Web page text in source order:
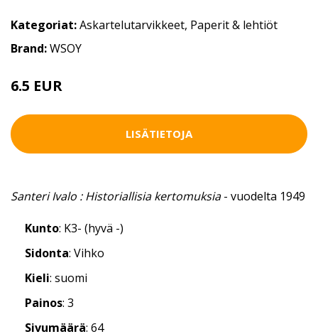
Kategoriat:Askartelutarvikkeet, Paperit & lehtiöt
Brand:WSOY
6.5 EUR
LISÄTIETOJA
Santeri Ivalo : Historiallisia kertomuksia- vuodelta 1949
Kunto: K3- (hyvä -)
Sidonta: Vihko
Kieli: suomi
Painos: 3
Sivumäärä: 64